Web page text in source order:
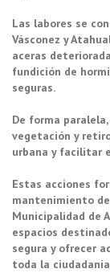
Las labores se
Vásconez y
aceras
fundición de
seguras.
De forma
vegetación y
urbana y facilitar
Estas acciones
mantenimiento
Municipalidad de
espacios
segura y ofrecer
toda la